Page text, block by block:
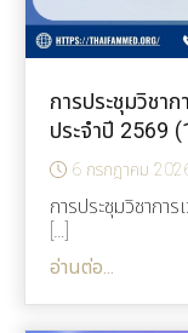
การประชุมวิชา
ประจำปี 2569
6 กรกฎาคม
การประชุมวิชากา
[…]
อ่านต่อ...